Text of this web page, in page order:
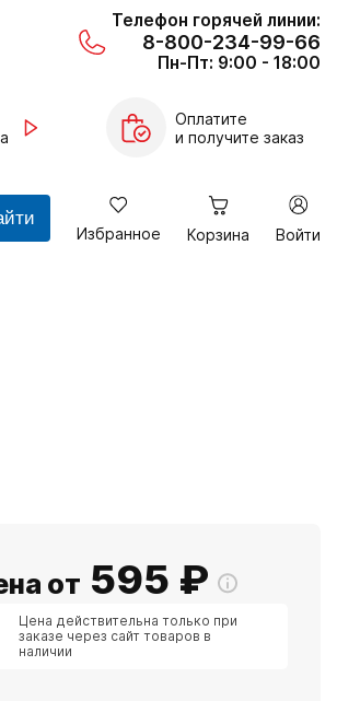
Телефон горячей линии:
8-800-234-99-66
Пн-Пт: 9:00 - 18:00
Оплатите
и получите заказ
Избранное Корзина Войти
от 595 ₽
Цена действительна только при
заказе через сайт товаров в
наличии